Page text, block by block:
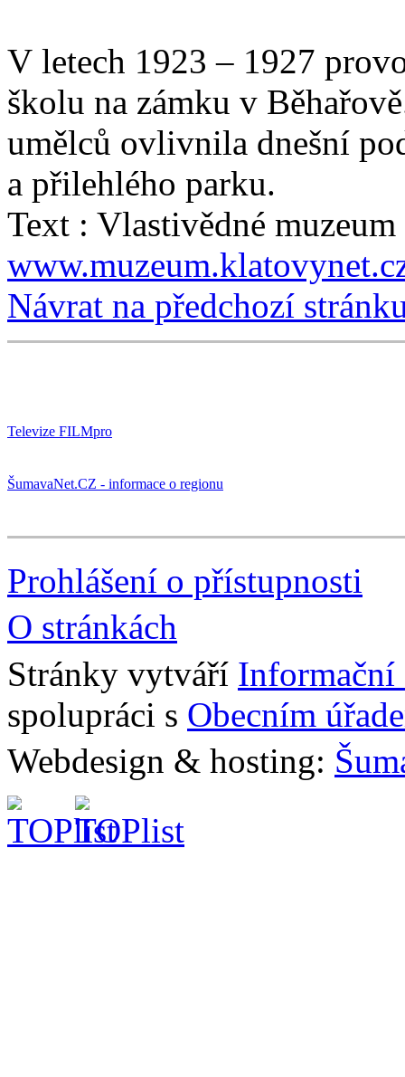
V letech 1923 – 1927
školu na zámku v
umělců ovlivnila dnešní
a přilehlého parku.
Text : Vlastivědné
Návrat na předchozí
Televize FILMpro
ŠumavaNet.CZ - informace o regionu
Prohlášení o přístupnosti
O stránkách
Stránky vytváří Informační
spolupráci s Obecním
Webdesign & hosting: